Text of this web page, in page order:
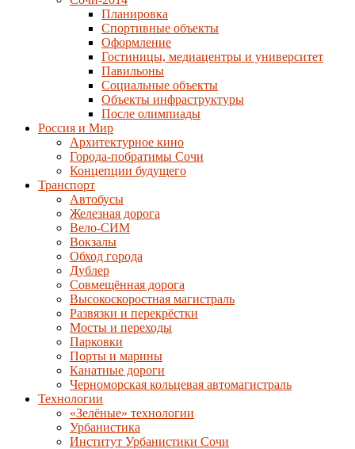
Планировка
Спортивные объекты
Оформление
Гостиницы, медиацентры и университет
Павильоны
Социальные объекты
Объекты инфраструктуры
После олимпиады
Россия и Мир
Архитектурное кино
Города-побратимы Сочи
Концепции будущего
Транспорт
Автобусы
Железная дорога
Вело-СИМ
Вокзалы
Обход города
Дублер
Совмещённая дорога
Высокоскоростная магистраль
Развязки и перекрёстки
Мосты и переходы
Парковки
Порты и марины
Канатные дороги
Черноморская кольцевая автомагистраль
Технологии
«Зелёные» технологии
Урбанистика
Институт Урбанистики Сочи